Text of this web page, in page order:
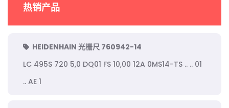
热销产品
HEIDENHAIN 光栅尺 760942-14
LC 495S 720 5,0 DQ01 FS 10,00 12A 0MS14-TS .. .. 01
.. AE 1